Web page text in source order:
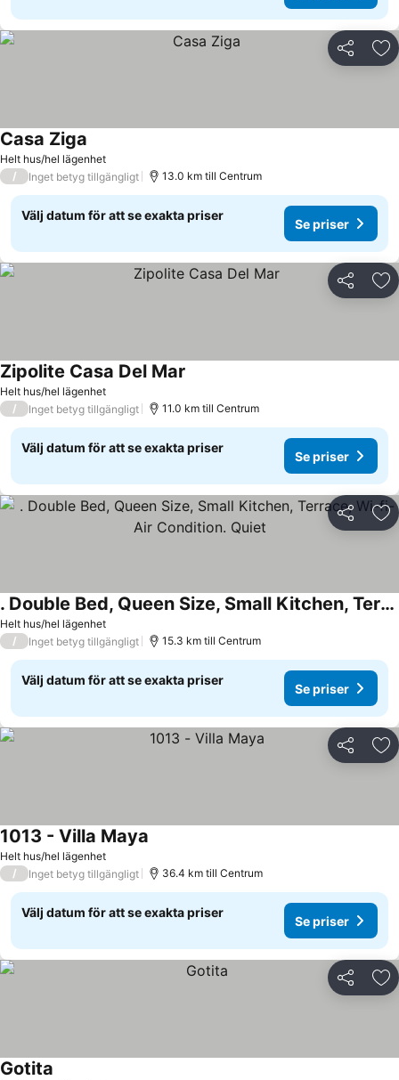
Dela
Helt hus/hel lägenhet
Casa Ziga
/ Inget betyg tillgängligt 13.0 km till Centrum
Välj datum för att se exakta priser
Se priser
Dela
Helt hus/hel lägenhet
Zipolite Casa Del Mar
/ Inget betyg tillgängligt 11.0 km till Centrum
Välj datum för att se exakta priser
Se priser
Dela
Helt hus/hel lägenhet
. Double Bed, Queen Size, Small Kitchen, Terrace, Wi-fi- Air Condition. Quiet
/ Inget betyg tillgängligt 15.3 km till Centrum
Välj datum för att se exakta priser
Se priser
Dela
Helt hus/hel lägenhet
1013 - Villa Maya
/ Inget betyg tillgängligt 36.4 km till Centrum
Välj datum för att se exakta priser
Se priser
Dela
Gotita